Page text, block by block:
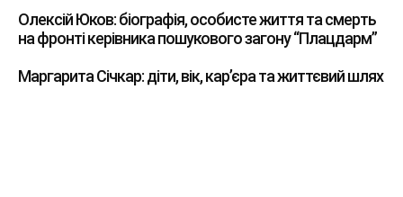
Олексій Юков: біографія, особисте життя та смерть
на фронті керівника пошукового загону “Плацдарм”
Маргарита Січкар: діти, вік, кар’єра та життєвий шлях